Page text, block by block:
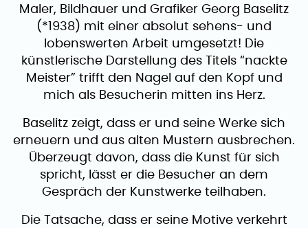
Maler, Bildhauer und Grafiker Georg Baselitz
(*1938) mit einer absolut sehens- und
lobenswerten Arbeit umgesetzt! Die
künstlerische Darstellung des Titels “nackte
Meister” trifft den Nagel auf den Kopf und
mich als Besucherin mitten ins Herz.
Baselitz zeigt, dass er und seine Werke sich
erneuern und aus alten Mustern ausbrechen.
Überzeugt davon, dass die Kunst für sich
spricht, lässt er die Besucher an dem
Gespräch der Kunstwerke teilhaben.
Die Tatsache, dass er seine Motive verkehrt